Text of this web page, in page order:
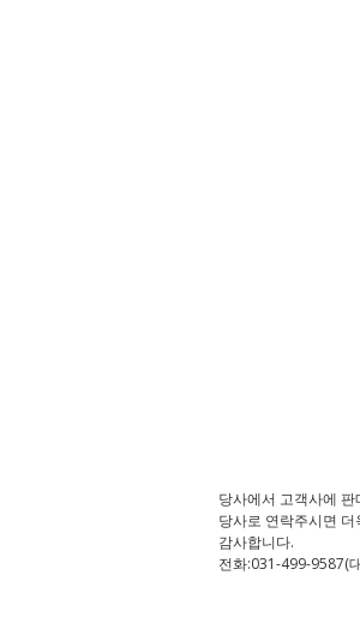
당사에서 고객사에
당사로 연락주시면
감사합니다.
전화:031-499-9587(